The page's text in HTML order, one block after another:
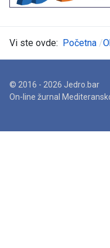
Vi ste ovde: Početna
© 2016 - 2026 Jedro.bar
On-line žurnal